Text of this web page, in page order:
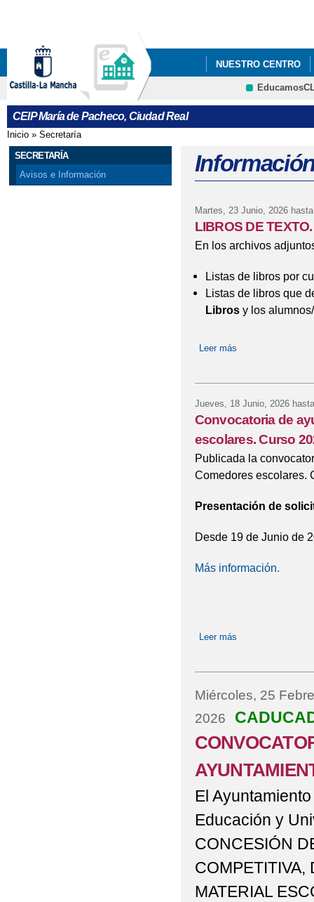
NUESTRO CENTRO
CEIP María de Pacheco, Ciudad Real
Se encuentra usted aquí
Inicio » Secretaría
SECRETARÍA
Avisos e Información
Martes, 23 Junio, 2026
LIBROS DE
En los archivos
Listas de libros por
Listas de libros que
Libros y los
Leer más
Jueves, 18 Junio, 2026
Convocatoria de
escolares. Curso
Publicada la
Comedores escolares.
Presentación de
Desde 19 de Junio de
Más información.
Leer más
Miércoles, 25
2026
El
Educación y
CONCESIÓN
COMPETITIVA,
MATERIAL